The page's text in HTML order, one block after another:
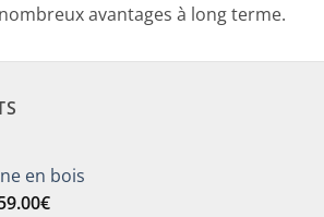
avantages à long terme.
en bois
€Le